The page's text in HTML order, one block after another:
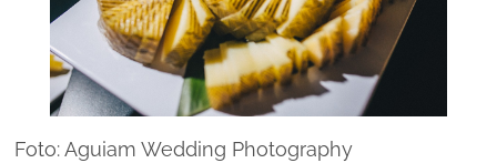
Foto: Aguiam Wedding Photography